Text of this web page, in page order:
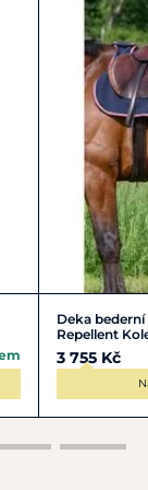
Deka
Repellent
3 755 Kč